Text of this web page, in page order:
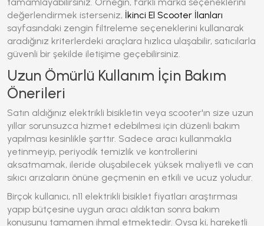
değerlendirmek isterseniz, İkinci El Scooter İlanları
sayfasındaki zengin filtreleme seçeneklerini kullanarak
aradığınız kriterlerdeki araçlara hızlıca ulaşabilir, satıcılarla
güvenli bir şekilde iletişime geçebilirsiniz.
Uzun Ömürlü Kullanım İçin Bakım
Önerileri
Satın aldığınız elektrikli bisikletin veya scooter'ın size uzun
yıllar sorunsuzca hizmet edebilmesi için düzenli bakım
yapılması kesinlikle şarttır. Sadece aracı kullanmakla
yetinmeyip, periyodik temizlik ve kontrollerini
aksatmamak, ileride oluşabilecek yüksek maliyetli ve can
sıkıcı arızaların önüne geçmenin en etkili ve ucuz yoludur.
Birçok kullanıcı, n11 elektrikli bisiklet fiyatları araştırması
yapıp bütçesine uygun aracı aldıktan sonra bakım
konusunu tamamen ihmal etmektedir. Oysa ki, hareketli